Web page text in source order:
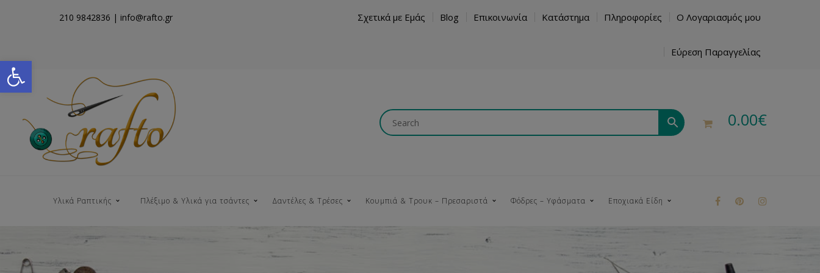
Open toolbar
210 9842836 | info@rafto.gr Σχετικά με Εμάς Blog Επικοινωνία Κατάστημα Πληροφορίες Ο Λογαριασμός μου
Εύρεση Παραγγελίας
0.00€
Υλικά Ραπτικής Πλέξιμο & Υλικά για τσάντες Δαντέλες & Τρέσες Κουμπιά & Τρουκ – Πρεσαριστά Φόδρες – Υφάσματα Εποχιακά Είδη